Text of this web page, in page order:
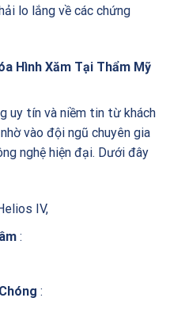
lo lắng về các chứng
Hình Xăm Tại Thẩm Mỹ
uy tín và niềm tin từ khách
vào đội ngũ chuyên gia
nghệ hiện đại. Dưới đây
IV,
:
: